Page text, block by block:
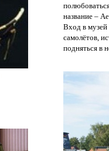
название –
Вход в музей
самолётов,
подняться в